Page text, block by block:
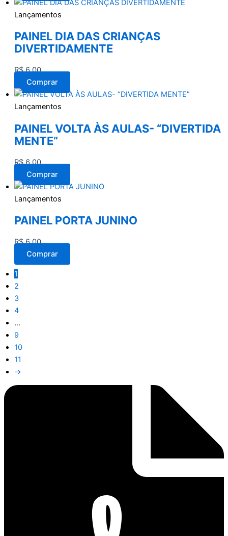
Lançamentos
PAINEL DIA DAS CRIANÇAS
DIVERTIDAMENTE
R$6,00
Comprar
Lançamentos
PAINEL VOLTA ÀS AULAS- “DIVERTIDA
MENTE”
R$6,00
Comprar
Lançamentos
PAINEL PORTA JUNINO
R$6,00
Comprar
1
2
3
4
…
9
10
11
→